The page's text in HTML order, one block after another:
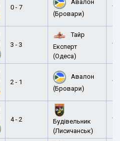
0 - 7
Авалон
(Бровари)
3 - 3
Тайр
Експерт
(Одеса)
2 - 1
Авалон
(Бровари)
4 - 2
Будівельник
(Лисичанськ)